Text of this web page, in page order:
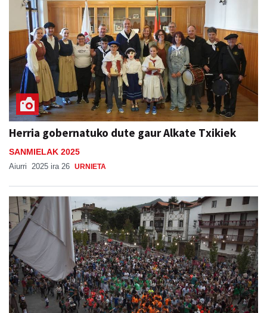
Herria gobernatuko dute gaur Alkate Txikiek
SANMIELAK 2025
Aiurri 2025 ira 26 URNIETA